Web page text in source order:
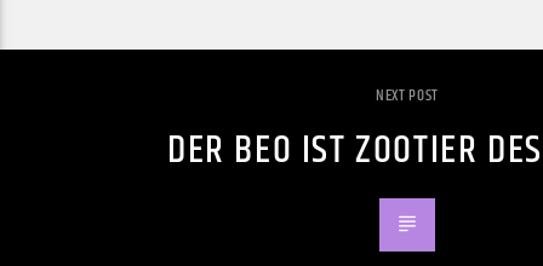
NEXT POST
DER BEO IST ZOOTIER